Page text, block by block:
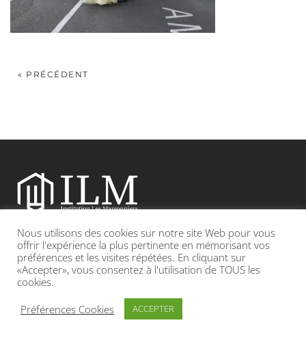
« PRÉCÉDENT
Etablissement catholique sous contrat d’association avec l’Etat
Adresse : 19, Grande rue 69420 CONDRIEU
INFOS LÉGALES POLITIQUE DE CONFIDENTIALITÉ
Nous utilisons des cookies sur notre site Web pour vous
offrir l'expérience la plus pertinente en mémorisant vos
préférences et les visites répétées. En cliquant sur
«Accepter», vous consentez à l'utilisation de TOUS les
cookies.
Préférences Cookies
ACCEPTER